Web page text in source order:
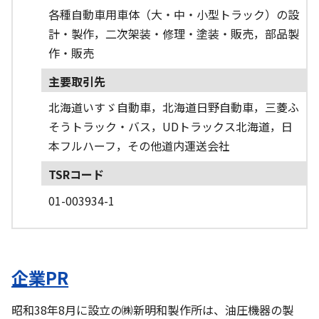
各種自動車用車体（大・中・小型トラック）の設
計・製作，二次架装・修理・塗装・販売，部品製
作・販売
主要取引先
北海道いすゞ自動車，北海道日野自動車，三菱ふ
そうトラック・バス，UDトラックス北海道，日
本フルハーフ，その他道内運送会社
TSRコード
01-003934-1
企業PR
昭和38年8月に設立の㈱新明和製作所は、油圧機器の製